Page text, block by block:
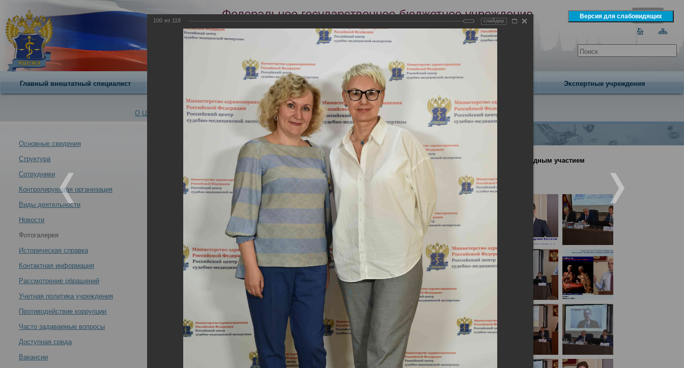
Федеральное государственное бюджетное учреждение
Российский центр судебно-медицинской экспертизы
Минздрава России
Главный внештатный специалист Научная деятельность Экспертиза Экспертные учреждения
О Центре -
12 – 13 мая 2022 года в РЦСМЭ состоялась
международным участием «Профессиональные
правонарушения медицинских работников:
междисциплинарный подход» (День1) -
12 – 13 мая 2022 года в РЦСМЭ состоялась Всероссийская научно-практическая конференция с международным участием
Основные сведения
Структура
Сотрудники
Контролирующая организация
Виды деятельности
Новости
Фотогалерея
Историческая справка
Контактная информация
Рассмотрение обращений
Учетная политика учреждения
Противодействие коррупции
Часто задаваемые вопросы
Доступная среда
Вакансии
12 – 13 мая 2022 года в РЦСМЭ состоялась Всероссийская научно-практическая конференция с международным участием
«Профессиональные правонарушения медицинских работников: междисциплинарный подход» (День1)
17.05.2022
100 из 118 слайдер